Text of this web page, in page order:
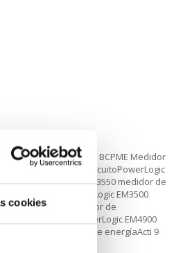
cookies
BCPM BCPME Medidor
Medidor multicircuitoPowerLogic
EM3500 EM3550 medidor de
de energíaPowerLogic EM3500
EM4236 medidor de
multicircuitoPowerLogic EM4900
iEM3455 medidor de energíaActi 9